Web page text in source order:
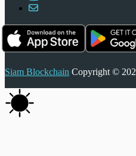
Siam Blockchain Copyright ©